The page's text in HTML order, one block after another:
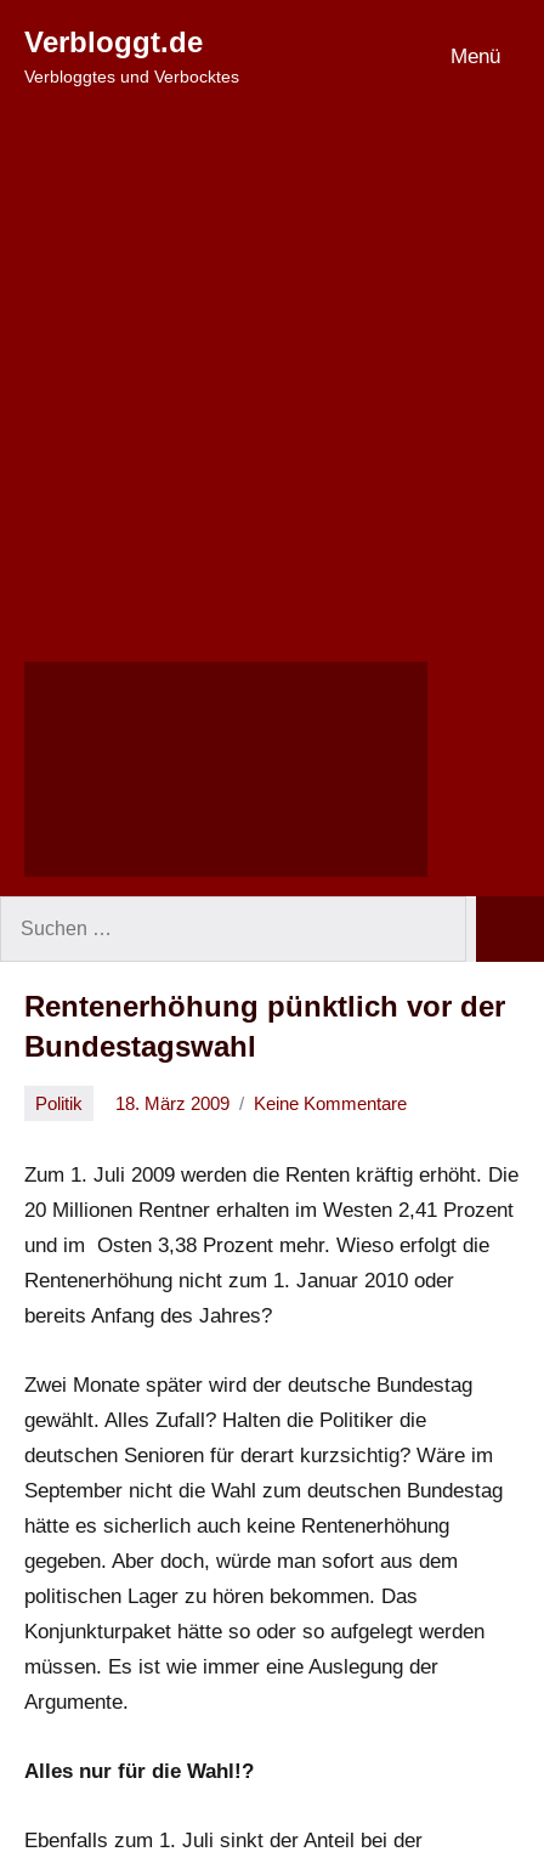
Inhalt
springen
Verbloggt.de
Verbloggtes und Verbocktes
Menü
Rentenerhöhung pünktlich vor der
Bundestagswahl
Politik 18. März 2009 Keine Kommentare
Zum 1. Juli 2009 werden die Renten kräftig erhöht. Die
20 Millionen Rentner erhalten im Westen 2,41 Prozent
und im Osten 3,38 Prozent mehr. Wieso erfolgt die
Rentenerhöhung nicht zum 1. Januar 2010 oder
bereits Anfang des Jahres?
Zwei Monate später wird der deutsche Bundestag
gewählt. Alles Zufall? Halten die Politiker die
deutschen Senioren für derart kurzsichtig? Wäre im
September nicht die Wahl zum deutschen Bundestag
hätte es sicherlich auch keine Rentenerhöhung
gegeben. Aber doch, würde man sofort aus dem
politischen Lager zu hören bekommen. Das
Konjunkturpaket hätte so oder so aufgelegt werden
müssen. Es ist wie immer eine Auslegung der
Argumente.
Alles nur für die Wahl!?
Ebenfalls zum 1. Juli sinkt der Anteil bei der